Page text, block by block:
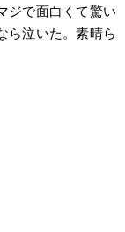
ジで面白くて驚い
ら泣いた。素晴ら